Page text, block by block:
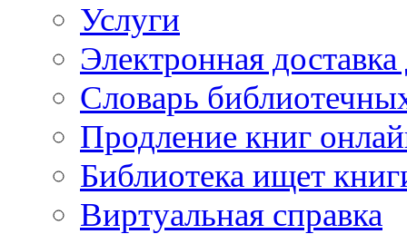
Услуги
Электронная
Словарь
Продление книг
Библиотека ищет
Виртуальная справка